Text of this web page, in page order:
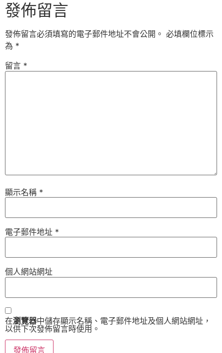
發佈留言
發佈留言必須填寫的電子郵件地址不會公開。 必填欄位標示
為 *
留言 *
顯示名稱 *
電子郵件地址 *
個人網站網址
在瀏覽器中儲存顯示名稱、電子郵件地址及個人網站網址，
以供下次發佈留言時使用。